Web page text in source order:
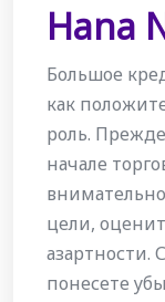
Hana
Большое
как
роль.
начале
цели,
азартности.
понесете